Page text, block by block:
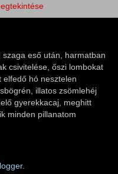
szaga eső után, harmatban
csivitelése, őszi lombokat
elfedő hó nesztelen
illatos zsömlehéj
gyerekkacaj, meghitt
minden pillanatom
.